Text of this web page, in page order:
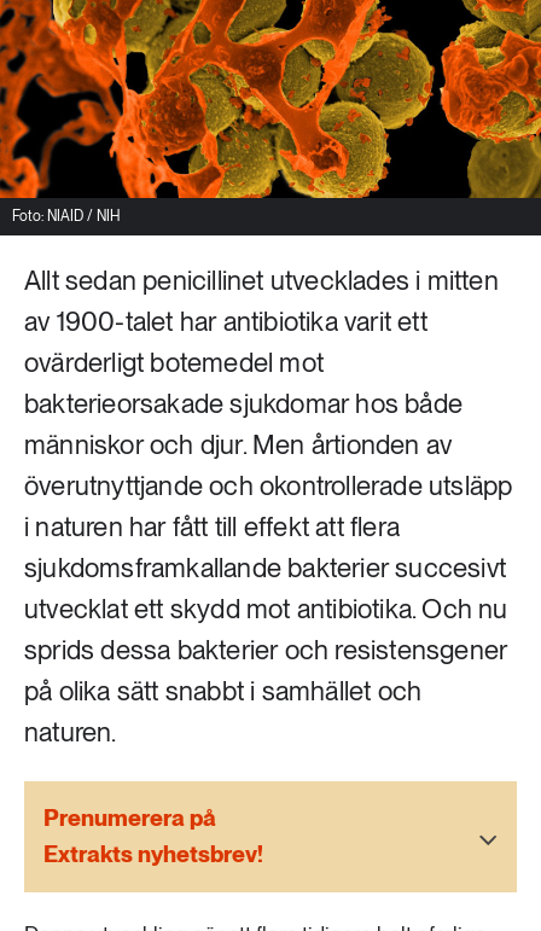
Mat & jordbruk
Skog
Social hållbarhet
Transport
Vatten
252 ARTIKLAR
Landsbygd
939 ARTIKLAR
Livsstil & konsumtion
Mat & jordbruk
262 ARTIKLAR
Skog
360 ARTIKLAR
Social hållbarhet
Transport
473 ARTIKLAR
Foto: NIAID / NIH
Allt sedan penicillinet utvecklades i mitten
av 1900-talet har antibiotika varit ett
ovärderligt botemedel mot
bakterieorsakade sjukdomar hos både
människor och djur. Men årtionden av
överutnyttjande och okontrollerade utsläpp
i naturen har fått till effekt att flera
sjukdomsframkallande bakterier succesivt
utvecklat ett skydd mot antibiotika. Och nu
sprids dessa bakterier och resistensgener
på olika sätt snabbt i samhället och
naturen.
Prenumerera på
Extrakts nyhetsbrev!